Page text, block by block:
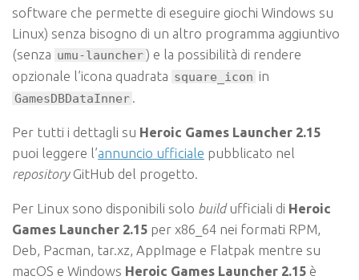
software che permette di eseguire giochi Windows su
Linux) senza bisogno di un altro programma aggiuntivo
(senza umu-launcher) e la possibilità di rendere
opzionale l’icona quadrata square_icon in
GamesDBDataInner
Per tutti i dettagli su Heroic Games Launcher 2.15
puoi leggere l’annuncio ufficiale pubblicato nel
repositoryGitHub del progetto.
Per Linux sono disponibili solo buildufficiali di Heroic
Games Launcher 2.15 per x86_64 nei formati RPM,
Deb, Pacman, tar.xz, AppImage e Flatpak mentre su
macOS e Windows Heroic Games Launcher 2.15 è